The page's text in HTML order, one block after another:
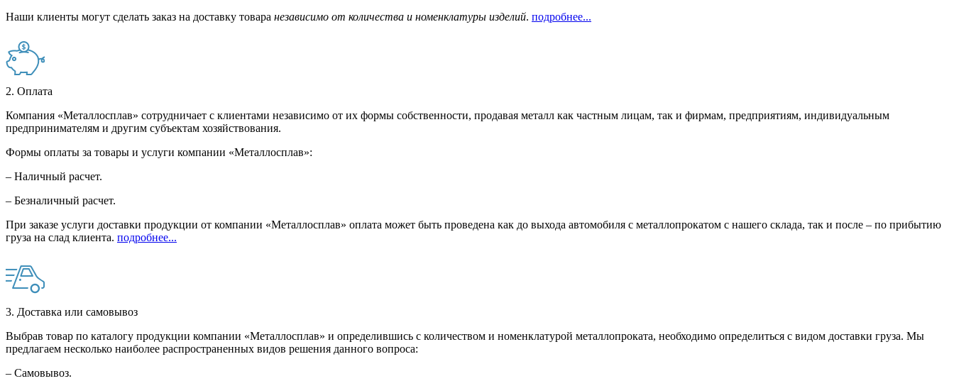
Наши клиенты могут сделать заказ на доставку товара независимо от количества и номенклатуры изделий. подробнее...
2. Оплата
Компания «Металлосплав» сотрудничает с клиентами независимо от их формы собственности, продавая металл как частным лицам, так и фирмам, предприятиям, индивидуальным
предпринимателям и другим субъектам хозяйствования.
Формы оплаты за товары и услуги компании «Металлосплав»:
– Наличный расчет.
– Безналичный расчет.
При заказе услуги доставки продукции от компании «Металлосплав» оплата может быть проведена как до выхода автомобиля с металлопрокатом с нашего склада, так и после – по прибытию
груза на слад клиента. подробнее...
3. Доставка или самовывоз
Выбрав товар по каталогу продукции компании «Металлосплав» и определившись с количеством и номенклатурой металлопроката, необходимо определиться с видом доставки груза. Мы
предлагаем несколько наиболее распространенных видов решения данного вопроса:
– Самовывоз.